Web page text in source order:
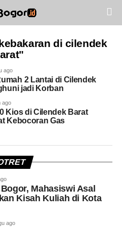
di cilendek
ago
2 Lantai di Cilendek
jadi Korban
ago
Kios di Cilendek Barat
Kebocoran Gas
Mahasiswi Asal
Kisah Kuliah di Kota
ago